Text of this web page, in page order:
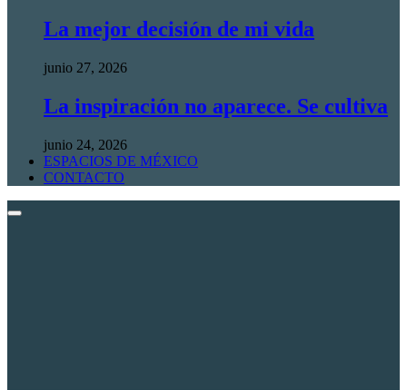
La mejor decisión de mi vida
junio 27, 2026
La inspiración no aparece. Se cultiva
junio 24, 2026
ESPACIOS DE MÉXICO
CONTACTO